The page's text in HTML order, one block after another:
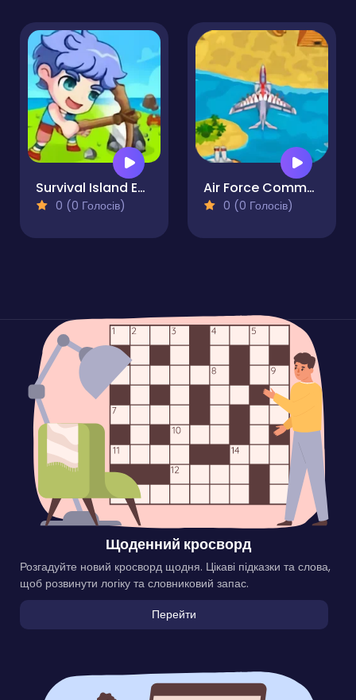
Survival Island EVO
0 (0 Голосів)
Air Force Commando Online Game
0 (0 Голосів)
Щоденний кросворд
Розгадуйте новий кросворд щодня. Цікаві підказки та слова,
щоб розвинути логіку та словниковий запас.
Перейти